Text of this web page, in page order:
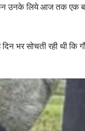
उनके लिये आज तक एक
भर सोचती रही थी